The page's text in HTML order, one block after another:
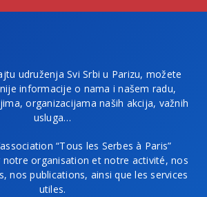
udruženja Svi Srbi u Parizu, možete
informacije o nama i našem radu,
organizacijama naših akcija, važnih
usluga…
“Tous les Serbes à Paris”
organisation et notre activité, nos
nos publications, ainsi que les services
utiles.